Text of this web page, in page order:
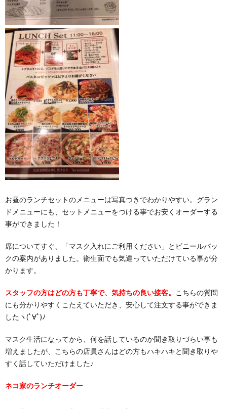
お昼のランチセットのメニューは写真つきでわかりやすい。グラン
ドメニューにも、セットメニューをつける事でお安くオーダーする
事ができました！
席についてすぐ、「マスク入れにご利用ください」とビニールパッ
クの案内がありました。衛生面でも気遣っていただけている事が分
かります。
スタッフの方はどの方も丁寧で、気持ちの良い接客。
こちらの質問
にも分かりやすくこたえていただき、安心して注文する事ができま
したヽ(ﾟ∀ﾟ)ﾉ
マスク生活になってから、何を話しているのか聞き取りづらい事も
増えましたが、こちらの店員さんはどの方もハキハキと聞き取りや
すく話していただけました♪
ネコ家のランチオーダー